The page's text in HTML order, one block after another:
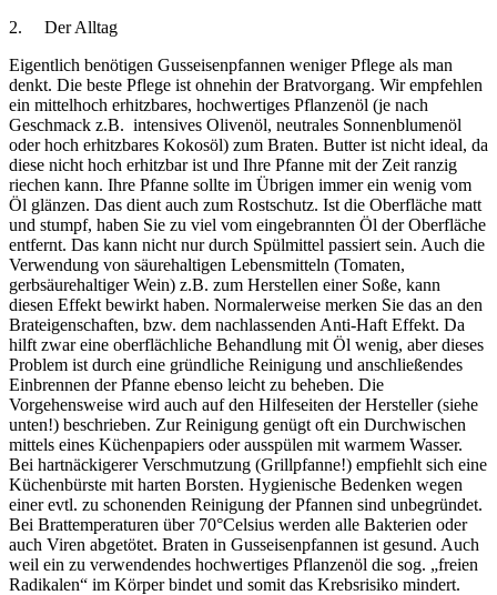
2. Der Alltag
Eigentlich benötigen Gusseisenpfannen weniger Pflege als man
denkt. Die beste Pflege ist ohnehin der Bratvorgang. Wir empfehlen
ein mittelhoch erhitzbares, hochwertiges Pflanzenöl (je nach
Geschmack z.B. intensives Olivenöl, neutrales Sonnenblumenöl
oder hoch erhitzbares Kokosöl) zum Braten. Butter ist nicht ideal, da
diese nicht hoch erhitzbar ist und Ihre Pfanne mit der Zeit ranzig
riechen kann. Ihre Pfanne sollte im Übrigen immer ein wenig vom
Öl glänzen. Das dient auch zum Rostschutz. Ist die Oberfläche matt
und stumpf, haben Sie zu viel vom eingebrannten Öl der Oberfläche
entfernt. Das kann nicht nur durch Spülmittel passiert sein. Auch die
Verwendung von säurehaltigen Lebensmitteln (Tomaten,
gerbsäurehaltiger Wein) z.B. zum Herstellen einer Soße, kann
diesen Effekt bewirkt haben. Normalerweise merken Sie das an den
Brateigenschaften, bzw. dem nachlassenden Anti-Haft Effekt. Da
hilft zwar eine oberflächliche Behandlung mit Öl wenig, aber dieses
Problem ist durch eine gründliche Reinigung und anschließendes
Einbrennen der Pfanne ebenso leicht zu beheben. Die
Vorgehensweise wird auch auf den Hilfeseiten der Hersteller (siehe
unten!) beschrieben. Zur Reinigung genügt oft ein Durchwischen
mittels eines Küchenpapiers oder ausspülen mit warmem Wasser.
Bei hartnäckigerer Verschmutzung (Grillpfanne!) empfiehlt sich eine
Küchenbürste mit harten Borsten. Hygienische Bedenken wegen
einer evtl. zu schonenden Reinigung der Pfannen sind unbegründet.
Bei Brattemperaturen über 70°Celsius werden alle Bakterien oder
auch Viren abgetötet. Braten in Gusseisenpfannen ist gesund. Auch
weil ein zu verwendendes hochwertiges Pflanzenöl die sog. „freien
Radikalen“ im Körper bindet und somit das Krebsrisiko mindert.